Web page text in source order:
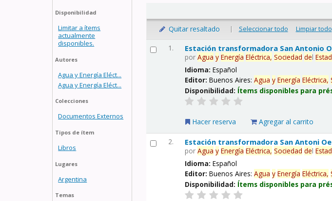
Disponibilidad
Limitar a ítems
actualmente
disponibles.
Autores
Agua y Energía Eléct...
Agua y Energía Eléct...
Colecciones
Documentos Externos
Tipos de ítem
Libros
Lugares
Argentina
Temas
Quitar resaltado | Seleccionar todo Limpiar todo
1. Estación transformadora San Antonio
porAgua y Energía Eléctrica, Sociedad del
Idioma:Español
Editor:Buenos Aires:Agua y Energía Eléctrica,
Disponibilidad: Ítems disponibles para
Hacer reserva Agregar al carrito
2. Estación transformadora San Antoni
porAgua y Energía Eléctrica, Sociedad del
Idioma:Español
Editor:Buenos Aires:Agua y Energía Eléctrica,
Disponibilidad: Ítems disponibles para